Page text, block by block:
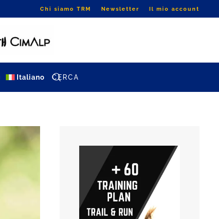
Chi siamo TRM Newsletter Il mio account
Italiano